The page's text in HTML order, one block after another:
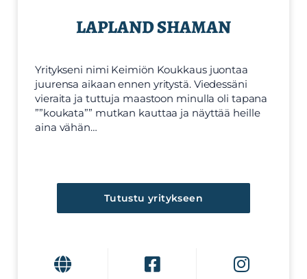
LAPLAND SHAMAN
Yritykseni nimi Keimiön Koukkaus juontaa
juurensa aikaan ennen yritystä. Viedessäni
vieraita ja tuttuja maastoon minulla oli tapana
””koukata”” mutkan kauttaa ja näyttää heille
aina vähän…
Tutustu yritykseen